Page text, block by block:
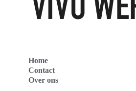
Home
Contact
Over ons